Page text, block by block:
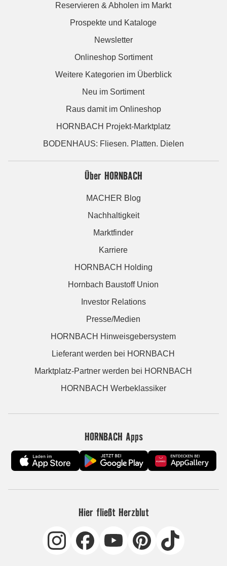
Reservieren & Abholen im Markt
Prospekte und Kataloge
Newsletter
Onlineshop Sortiment
Weitere Kategorien im Überblick
Neu im Sortiment
Raus damit im Onlineshop
HORNBACH Projekt-Marktplatz
BODENHAUS: Fliesen. Platten. Dielen
Über HORNBACH
MACHER Blog
Nachhaltigkeit
Marktfinder
Karriere
HORNBACH Holding
Hornbach Baustoff Union
Investor Relations
Presse/Medien
HORNBACH Hinweisgebersystem
Lieferant werden bei HORNBACH
Marktplatz-Partner werden bei HORNBACH
HORNBACH Werbeklassiker
HORNBACH Apps
Hier fließt Herzblut